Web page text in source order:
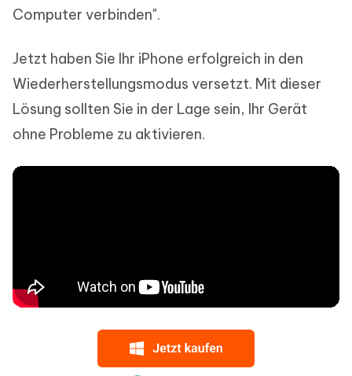
Computer verbinden".
Jetzt haben Sie Ihr iPhone erfolgreich in den
Wiederherstellungsmodus versetzt. Mit dieser
Lösung sollten Sie in der Lage sein, Ihr Gerät
ohne Probleme zu aktivieren.